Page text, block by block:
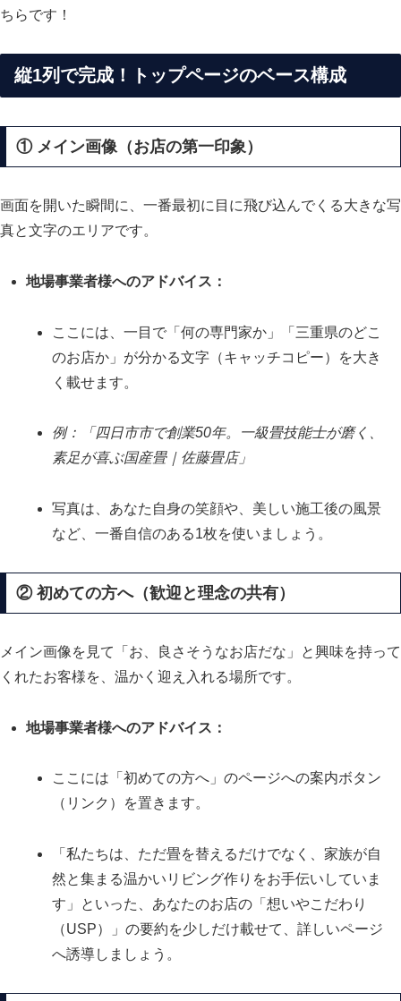
ちらです！
縦1列で完成！トップページのベース構成
① メイン画像（お店の第一印象）
画面を開いた瞬間に、一番最初に目に飛び込んでくる大きな写
真と文字のエリアです。
地場事業者様へのアドバイス：
ここには、一目で「何の専門家か」「三重県のどこ
のお店か」が分かる文字（キャッチコピー）を大き
く載せます。
例：「四日市市で創業50年。一級畳技能士が磨く、
素足が喜ぶ国産畳｜佐藤畳店」
写真は、あなた自身の笑顔や、美しい施工後の風景
など、一番自信のある1枚を使いましょう。
② 初めての方へ（歓迎と理念の共有）
メイン画像を見て「お、良さそうなお店だな」と興味を持って
くれたお客様を、温かく迎え入れる場所です。
地場事業者様へのアドバイス：
ここには「初めての方へ」のページへの案内ボタン
（リンク）を置きます。
「私たちは、ただ畳を替えるだけでなく、家族が自
然と集まる温かいリビング作りをお手伝いしていま
す」といった、あなたのお店の「想いやこだわり
（USP）」の要約を少しだけ載せて、詳しいページ
へ誘導しましょう。